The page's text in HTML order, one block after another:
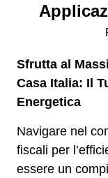
Sfrutta al
Casa Italia: Il
Energetica
Navigare nel
fiscali per
essere un